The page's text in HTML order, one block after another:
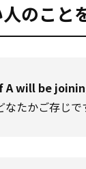
のこと
A will be
たかご存じで